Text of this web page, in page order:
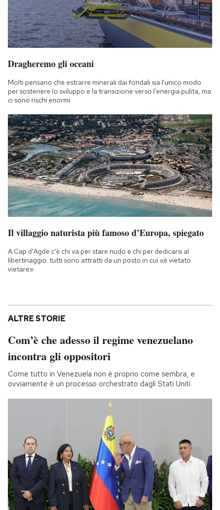
Dragheremo gli oceani
Molti pensano che estrarre minerali dai fondali sia l'unico modo
per sostenere lo sviluppo e la transizione verso l'energia pulita, ma
ci sono rischi enormi
Il villaggio naturista più famoso d’Europa, spiegato
A Cap d'Agde c'è chi va per stare nudo e chi per dedicarsi al
libertinaggio: tutti sono attratti da un posto in cui «è vietato
vietare»
ALTRE STORIE
Com’è che adesso il regime venezuelano
incontra gli oppositori
Come tutto in Venezuela non è proprio come sembra, e
ovviamente è un processo orchestrato dagli Stati Uniti